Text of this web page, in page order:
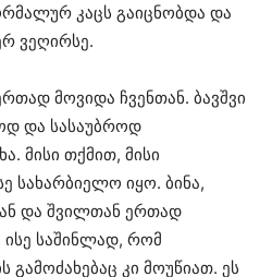
კაცს გაიცნობდა და
ვეღირსე.
მოვიდა ჩვენთან. ბავშვი
და სასაუბროდ
მისი თქმით, მისი
სახარბიელო იყო. ბინა,
და შვილთან ერთად
საშინლად, რომ
გამოძახებაც კი მოუწიათ. ეს